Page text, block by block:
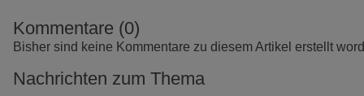
Kommentare (0)
Bisher sind keine Kommentare zu diesem Artikel erstellt
Nachrichten zum Thema